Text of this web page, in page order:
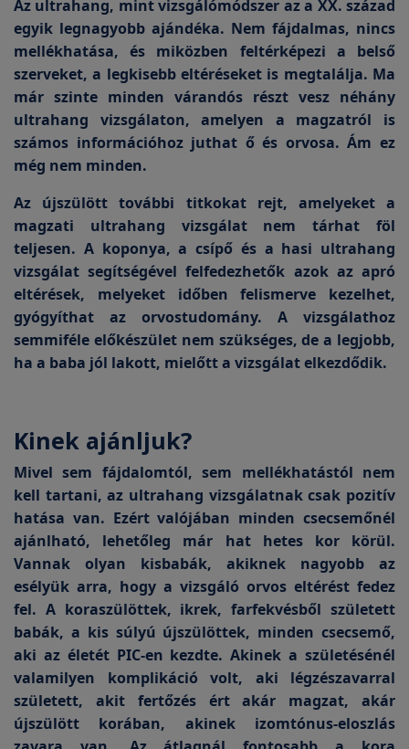
Az ultrahang, mint vizsgálómódszer az a XX. század
egyik legnagyobb ajándéka. Nem fájdalmas, nincs
mellékhatása, és miközben feltérképezi a belső
szerveket, a legkisebb eltéréseket is megtalálja. Ma
már szinte minden várandós részt vesz néhány
ultrahang vizsgálaton, amelyen a magzatról is
számos információhoz juthat ő és orvosa. Ám ez
még nem minden.
Az újszülött további titkokat rejt, amelyeket a
magzati ultrahang vizsgálat nem tárhat föl
teljesen. A koponya, a csípő és a hasi ultrahang
vizsgálat segítségével felfedezhetők azok az apró
eltérések, melyeket időben felismerve kezelhet,
gyógyíthat az orvostudomány. A vizsgálathoz
semmiféle előkészület nem szükséges, de a legjobb,
ha a baba jól lakott, mielőtt a vizsgálat elkezdődik.
Kinek ajánljuk?
Mivel sem fájdalomtól, sem mellékhatástól nem
kell tartani, az ultrahang vizsgálatnak csak pozitív
hatása van. Ezért valójában minden csecsemőnél
ajánlható, lehetőleg már hat hetes kor körül.
Vannak olyan kisbabák, akiknek nagyobb az
esélyük arra, hogy a vizsgáló orvos eltérést fedez
fel. A koraszülöttek, ikrek, farfekvésből született
babák, a kis súlyú újszülöttek, minden csecsemő,
aki az életét PIC-en kezdte. Akinek a születésénél
valamilyen komplikáció volt, aki légzészavarral
született, akit fertőzés ért akár magzat, akár
újszülött korában, akinek izomtónus-eloszlás